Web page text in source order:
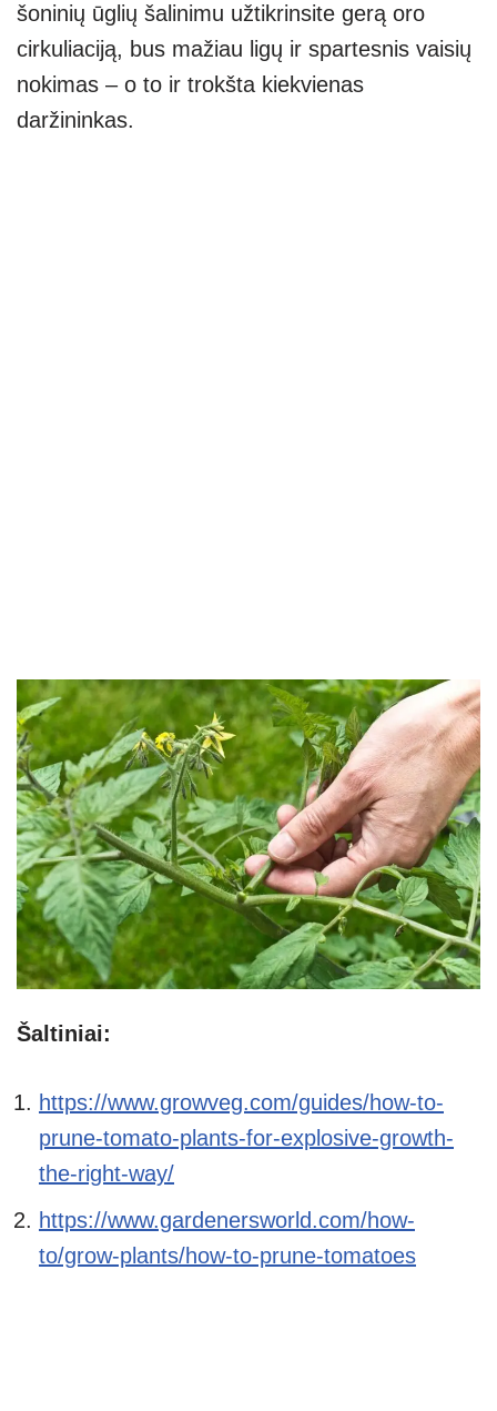
šoninių ūglių šalinimu užtikrinsite gerą oro
cirkuliaciją, bus mažiau ligų ir spartesnis vaisių
nokimas – o to ir trokšta kiekvienas
daržininkas.
Šaltiniai:
https://www.growveg.com/guides/how-to-
prune-tomato-plants-for-explosive-growth-
the-right-way/
https://www.gardenersworld.com/how-
to/grow-plants/how-to-prune-tomatoes